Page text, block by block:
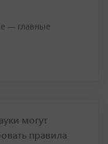
— главные
могут
правила